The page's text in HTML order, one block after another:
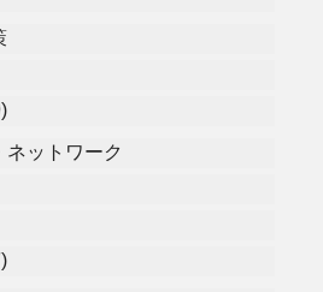
ットワーク